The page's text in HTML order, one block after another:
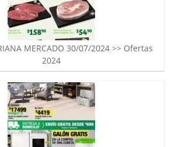
MERCADO 30/07/2024 >> Ofertas
2024